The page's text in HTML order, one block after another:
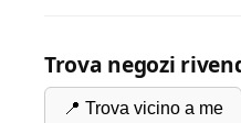
Trova negozi
📍 Trova vicino a me